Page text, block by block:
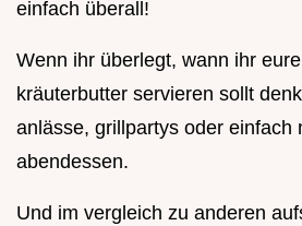
einfach überall!
Wenn ihr überlegt, wann ihr
kräuterbutter servieren sollt
anlässe, grillpartys oder einfach
abendessen.
Und im vergleich zu anderen